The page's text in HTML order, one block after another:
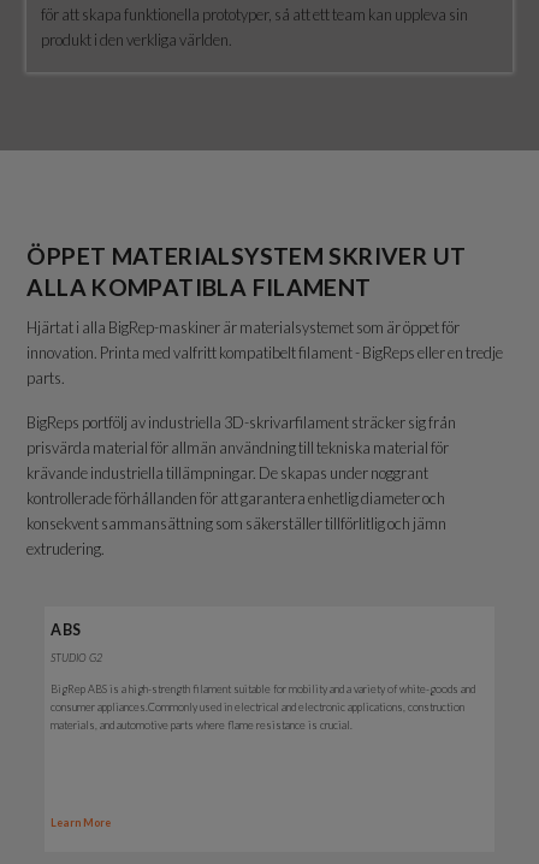
för att skapa funktionella prototyper, så att ett team kan uppleva sin
produkt i den verkliga världen.
ÖPPET MATERIALSYSTEM SKRIVER UT
ALLA KOMPATIBLA FILAMENT
Hjärtat i alla BigRep-maskiner är materialsystemet som är öppet för
innovation. Printa med valfritt kompatibelt filament - BigReps eller en tredje
parts.
BigReps portfölj av industriella 3D-skrivarfilament sträcker sig från
prisvärda material för allmän användning till tekniska material för
krävande industriella tillämpningar. De skapas under noggrant
kontrollerade förhållanden för att garantera enhetlig diameter och
konsekvent sammansättning som säkerställer tillförlitlig och jämn
extrudering.
ABS
STUDIO G2
BigRep ABS is a high-strength filament suitable for mobility and a variety of white-goods and
consumer appliances.Commonly used in electrical and electronic applications, construction
materials, and automotive parts where flame resistance is crucial.
Learn More